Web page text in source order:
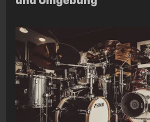
–
Hameln
und
Umgebung